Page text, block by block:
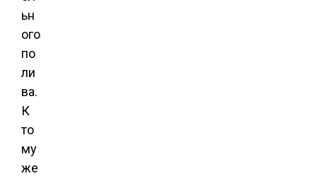
ьн
ого
по
ли
ва.
К
то
му
же